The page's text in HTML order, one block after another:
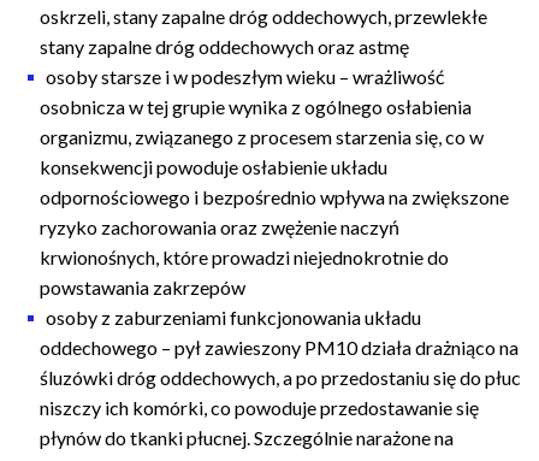
oskrzeli, stany zapalne dróg oddechowych, przewlekłe
stany zapalne dróg oddechowych oraz astmę
osoby starsze i w podeszłym wieku – wrażliwość
osobnicza w tej grupie wynika z ogólnego osłabienia
organizmu, związanego z procesem starzenia się, co w
konsekwencji powoduje osłabienie układu
odpornościowego i bezpośrednio wpływa na zwiększone
ryzyko zachorowania oraz zwężenie naczyń
krwionośnych, które prowadzi niejednokrotnie do
powstawania zakrzepów
osoby z zaburzeniami funkcjonowania układu
oddechowego – pył zawieszony PM10 działa drażniąco na
śluzówki dróg oddechowych, a po przedostaniu się do płuc
niszczy ich komórki, co powoduje przedostawanie się
płynów do tkanki płucnej. Szczególnie narażone na